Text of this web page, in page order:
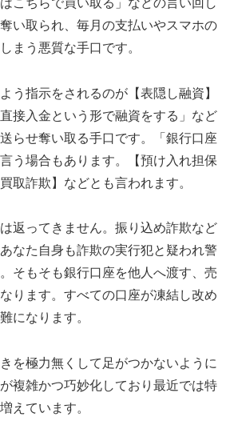
い取られ、毎月の支払いやスマホの
まう悪質な手口です。
う指示をされるのが【表隠し融資】
接入金という形で融資をする」など
らせ奪い取る手口です。「銀行口座
う場合もあります。【預け入れ担保
取詐欺】などとも言われます。
返ってきません。振り込め詐欺など
なた自身も詐欺の実行犯と疑われ警
そもそも銀行口座を他人へ渡す、売
ります。すべての口座が凍結し改め
になります。
を極力無くして足がつかないように
複雑かつ巧妙化しており最近では特
えています。